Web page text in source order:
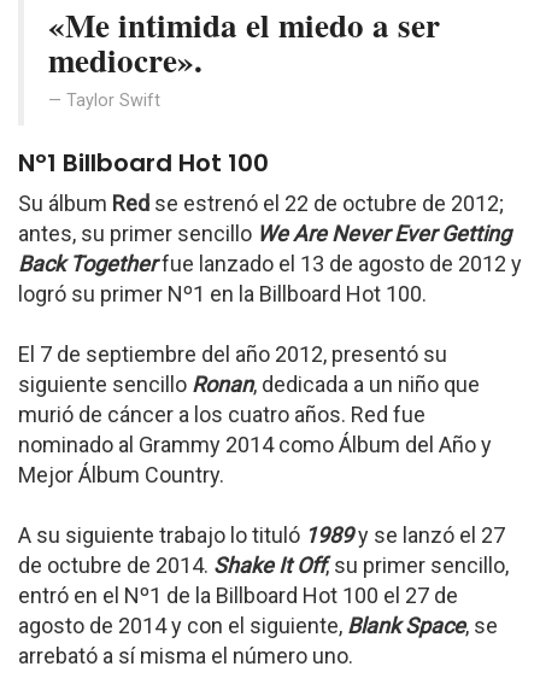
«Me intimida el miedo a ser
mediocre».
Taylor Swift
Nº1 Billboard Hot 100
Su álbum Red se estrenó el 22 de octubre de 2012;
antes, su primer sencillo We Are Never Ever Getting
Back Togetherfue lanzado el 13 de agosto de 2012 y
logró su primer Nº1 en la Billboard Hot 100.
El 7 de septiembre del año 2012, presentó su
siguiente sencillo Ronan, dedicada a un niño que
murió de cáncer a los cuatro años. Red fue
nominado al Grammy 2014 como Álbum del Año y
Mejor Álbum Country.
A su siguiente trabajo lo tituló 1989y se lanzó el 27
de octubre de 2014. Shake It Off, su primer sencillo,
entró en el Nº1 de la Billboard Hot 100 el 27 de
agosto de 2014 y con el siguiente, Blank Space, se
arrebató a sí misma el número uno.